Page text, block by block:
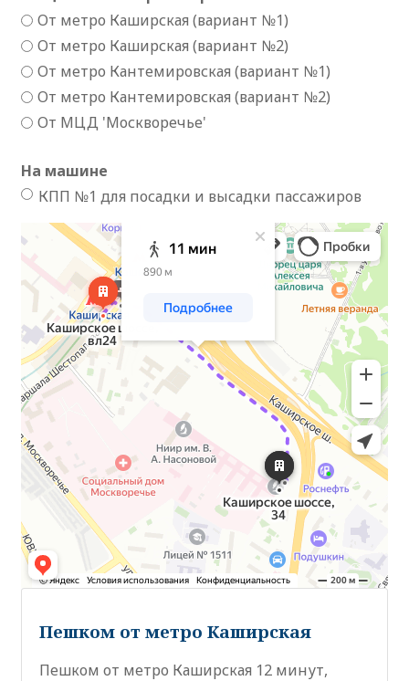
От метро Каширская (вариант №1)
От метро Каширская (вариант №2)
От метро Кантемировская (вариант №1)
От метро Кантемировская (вариант №2)
От МЦД 'Москворечье'
На машине
КПП №1 для посадки и высадки пассажиров
Москва
Каширское шоссе, 34: как доехать на автомобиле, общественным
транспортом или пешком – Яндекс Карты
Пешком от метро Каширская
Пешком от метро Каширская 12 минут,